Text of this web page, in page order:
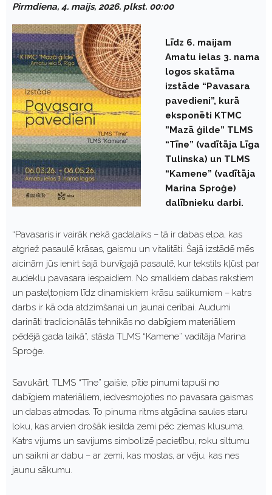
Pirmdiena, 4. maijs, 2026. plkst. 00:00
Līdz 6. maijam
Amatu ielas 3. nama
logos skatāma
izstāde “Pavasara
pavedieni”, kurā
eksponēti KTMC
”Mazā ģilde” TLMS
“Tīne” (vadītāja Līga
Tulinska) un TLMS
“Kamene” (vadītāja
Marina Sproģe)
dalībnieku darbi.
“Pavasaris ir vairāk nekā gadalaiks – tā ir dabas elpa, kas
atgriež pasaulē krāsas, gaismu un vitalitāti. Šajā izstādē mēs
aicinām jūs ienirt šajā burvīgajā pasaulē, kur tekstils kļūst par
audeklu pavasara iespaidiem. No smalkiem dabas rakstiem
un pasteļtoņiem līdz dinamiskiem krāsu salikumiem – katrs
darbs ir kā oda atdzimšanai un jaunai cerībai. Audumi
darināti tradicionālās tehnikās no dabīgiem materiāliem
pēdējā gada laikā”, stāsta TLMS “Kamene” vadītāja Marina
Sproģe.
Savukārt, TLMS “Tīne” gaišie, pītie pinumi tapuši no
dabīgiem materiāliem, iedvesmojoties no pavasara gaismas
un dabas atmodas. To pinuma ritms atgādina saules staru
loku, kas arvien drošāk iesilda zemi pēc ziemas klusuma.
Katrs vijums un savijums simbolizē pacietību, roku siltumu
un saikni ar dabu – ar zemi, kas mostas, ar vēju, kas nes
jaunu sākumu.